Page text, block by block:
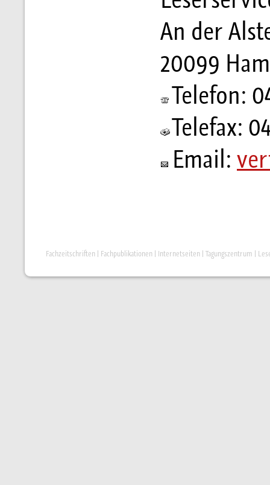
An der
20099
Telefon:
Telefax:
Email:
Fachzeitschriften Fachpublikationen Internetseiten Tagungszentrum